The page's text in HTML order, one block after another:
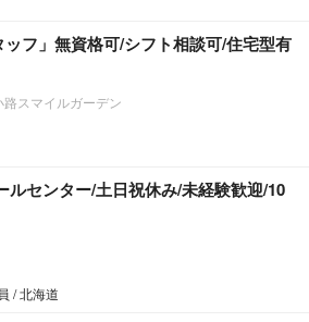
ッフ」無資格可/シフト相談可/住宅型有
スマイルガーデン
ルセンター/土日祝休み/未経験歓迎/10
/ 北海道